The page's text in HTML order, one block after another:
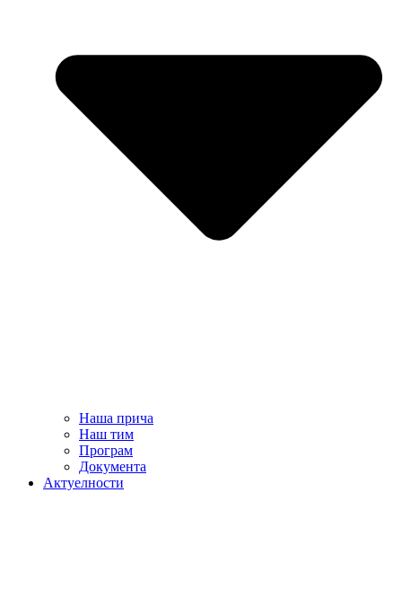
Наша прича
Наш тим
Програм
Документа
Актуелности